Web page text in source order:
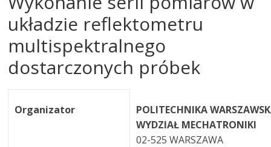
układzie reflektometru
multispektralnego
dostarczonych próbek
Organizator
POLITECHNIKA
WYDZIAŁ MECHATRONIKI
02-525 WARSZAWA